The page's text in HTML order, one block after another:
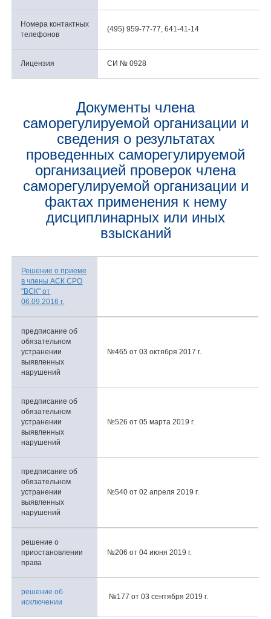
Номера контактных
телефонов
(495) 959-77-77, 641-41-14
Лицензия СИ № 0928
Документы члена
саморегулируемой организации и
сведения о результатах
проведенных саморегулируемой
организацией проверок члена
саморегулируемой организации и
фактах применения к нему
дисциплинарных или иных
взысканий
Решение о приеме
в члены АСК СРО
"ВСК" от
06.09.2016 г.
предписание об
обязательном
устранении
выявленных
нарушений
№465 от 03 октября 2017 г.
предписание об
обязательном
устранении
выявленных
нарушений
№526 от 05 марта 2019 г.
предписание об
обязательном
устранении
выявленных
нарушений
№540 от 02 апреля 2019 г.
решение о
приостановлении
права
№206 от 04 июня 2019 г.
решение об
исключении
№177 от 03 сентября 2019 г.